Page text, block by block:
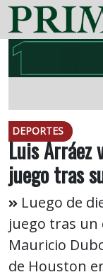
DEPORTES
Luis Arráez
juego tras
Luego de
juego tras un
Mauricio
de Houston